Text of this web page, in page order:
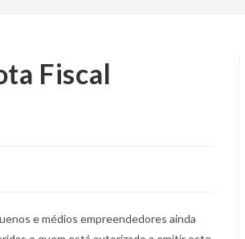
Fiscal
e médios empreendedores ainda